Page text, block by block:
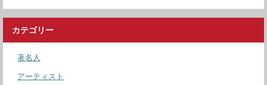
カテゴリー
著名人
アーティスト